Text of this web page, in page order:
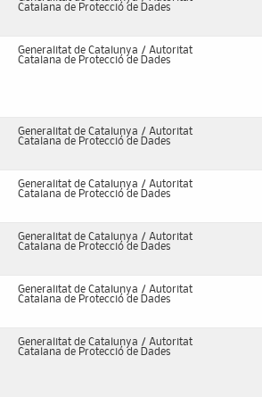
Catalana de Protecció de Dades
Generalitat de Catalunya / Autoritat
Catalana de Protecció de Dades
Generalitat de Catalunya / Autoritat
Catalana de Protecció de Dades
Generalitat de Catalunya / Autoritat
Catalana de Protecció de Dades
Generalitat de Catalunya / Autoritat
Catalana de Protecció de Dades
Generalitat de Catalunya / Autoritat
Catalana de Protecció de Dades
Generalitat de Catalunya / Autoritat
Catalana de Protecció de Dades